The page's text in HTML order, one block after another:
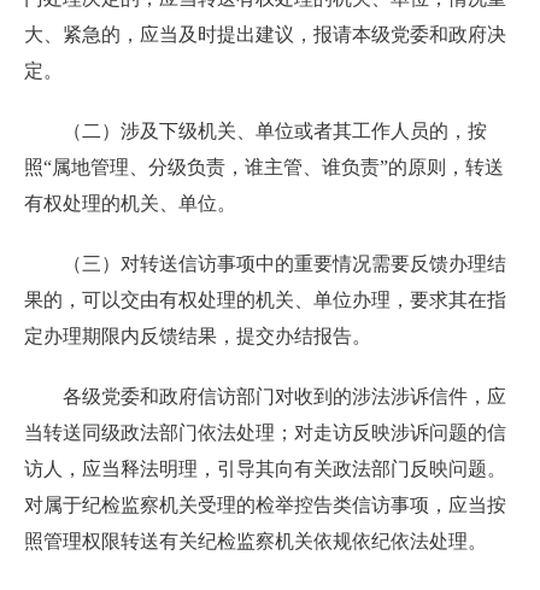
大、紧急的，应当及时提出建议，报请本级党委和政府决
定。
（二）涉及下级机关、单位或者其工作人员的，按
照“属地管理、分级负责，谁主管、谁负责”的原则，转送
有权处理的机关、单位。
（三）对转送信访事项中的重要情况需要反馈办理结
果的，可以交由有权处理的机关、单位办理，要求其在指
定办理期限内反馈结果，提交办结报告。
各级党委和政府信访部门对收到的涉法涉诉信件，应
当转送同级政法部门依法处理；对走访反映涉诉问题的信
访人，应当释法明理，引导其向有关政法部门反映问题。
对属于纪检监察机关受理的检举控告类信访事项，应当按
照管理权限转送有关纪检监察机关依规依纪依法处理。